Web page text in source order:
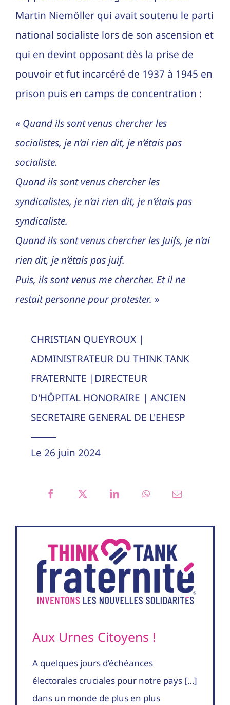
Martin Niemöller qui avait soutenu le parti
national socialiste lors de son ascension et
qui en devint opposant dès la prise de
pouvoir et fut incarcéré de 1937 à 1945 en
prison puis en camps de concentration :
« Quand ils sont venus chercher les
socialistes, je n’ai rien dit, je n’étais pas
socialiste.
Quand ils sont venus chercher les
syndicalistes, je n’ai rien dit, je n’étais pas
syndicaliste.
Quand ils sont venus chercher les Juifs, je n’ai
rien dit, je n’étais pas juif.
Puis, ils sont venus me chercher. Et il ne
restait personne pour protester. »
CHRISTIAN QUEYROUX |
ADMINISTRATEUR DU THINK TANK
FRATERNITE |DIRECTEUR
D'HÔPITAL HONORAIRE | ANCIEN
SECRETAIRE GENERAL DE L'EHESP
Le 26 juin 2024
Aux Urnes Citoyens !
A quelques jours d’échéances
électorales cruciales pour notre pays […]
dans un monde de plus en plus